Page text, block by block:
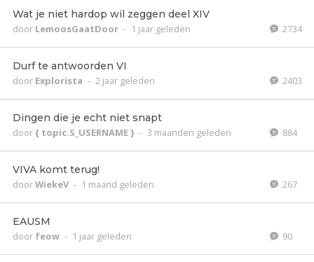
Wat je niet hardop wil zeggen deel XIV
door LemoosGaatDoor - 1 jaar geleden 2734
Durf te antwoorden VI
door Explorista - 2 jaar geleden 2403
Dingen die je echt niet snapt
door{ topic.S_USERNAME } - 3 maanden geleden 884
VIVA komt terug!
doorWiekeV - 1 maand geleden 267
EAUSM
door feow - 1 jaar geleden 90